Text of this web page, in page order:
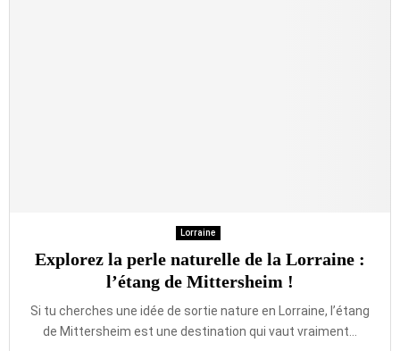
Lorraine
Explorez la perle naturelle de la Lorraine :
l’étang de Mittersheim !
Si tu cherches une idée de sortie nature en Lorraine, l’étang
de Mittersheim est une destination qui vaut vraiment...